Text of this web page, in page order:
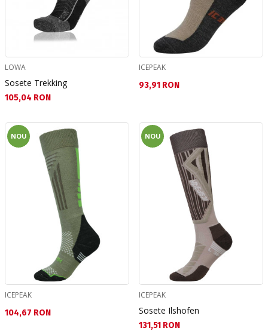
LOWA
Sosete Trekking
Текуща цена:
105,04 RON
ICEPEAK
Текуща цена:
93,91 RON
NOU
ICEPEAK
Текуща цена:
104,67 RON
NOU
ICEPEAK
Sosete Ilshofen
Текуща цена:
131,51 RON